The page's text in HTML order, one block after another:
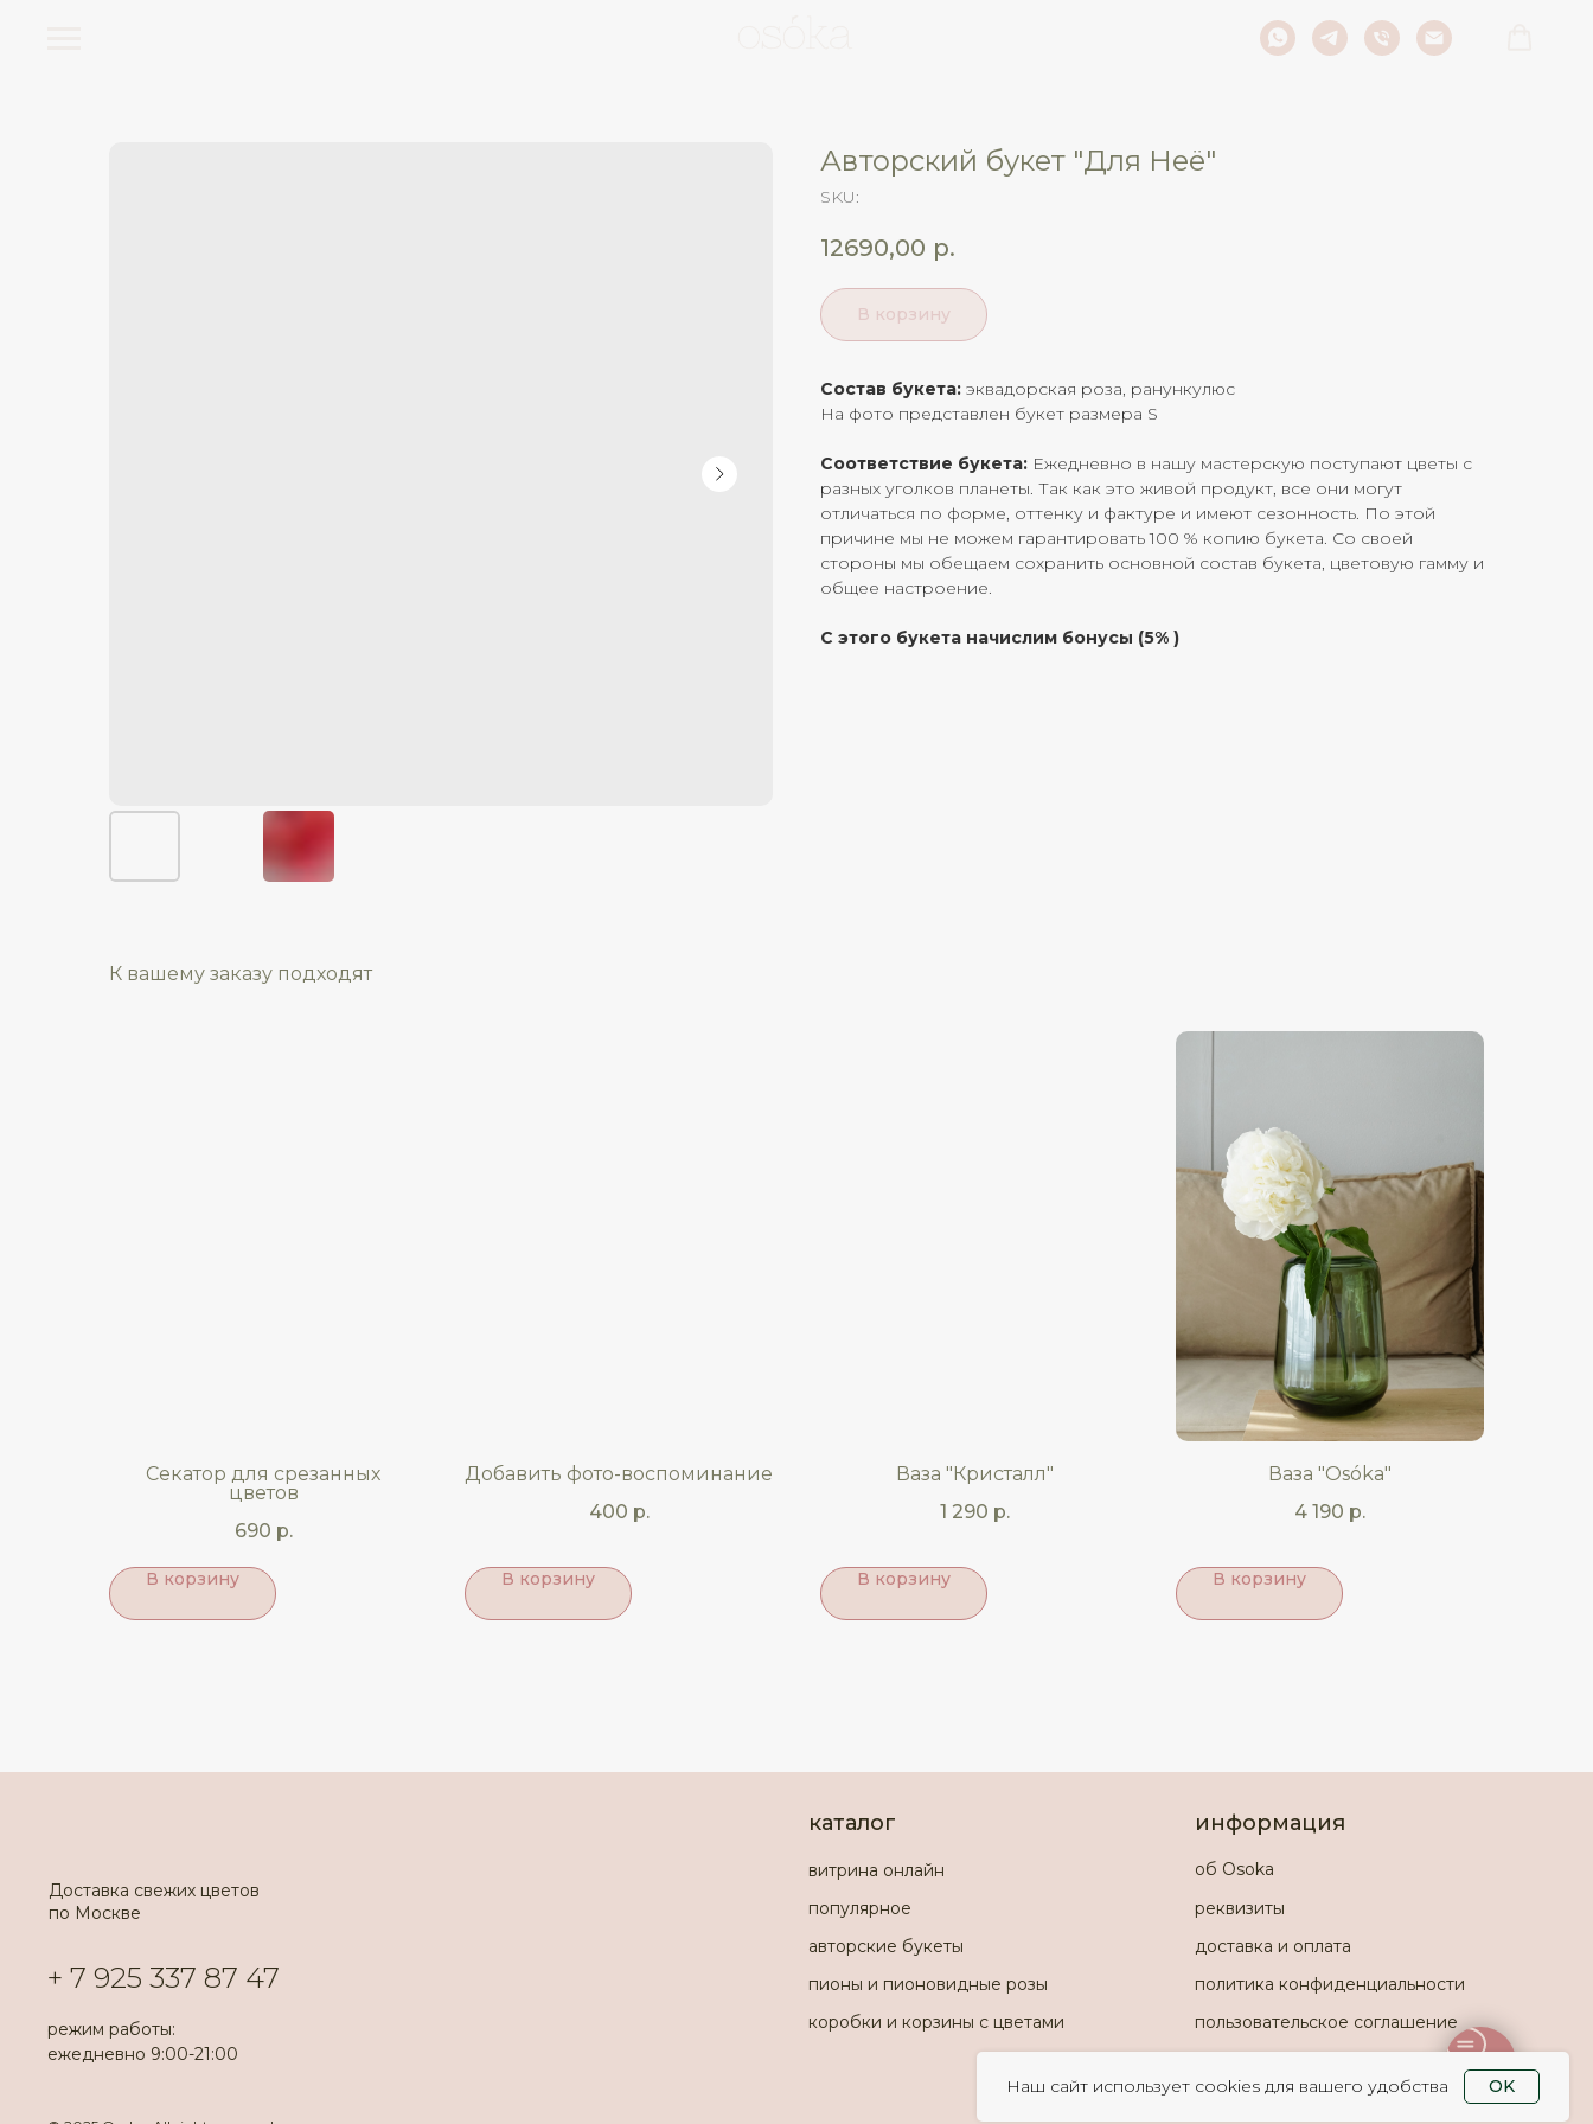
Авторский букет "Для Неё"
SKU:
12690,00 р.
В корзину
Состав букета: эквадорская роза, ранункулюс
На фото представлен букет размера S
Соответствие букета: Ежедневно в нашу мастерскую поступают цветы с
разных уголков планеты. Так как это живой продукт, все они могут
отличаться по форме, оттенку и фактуре и имеют сезонность. По этой
причине мы не можем гарантировать 100 % копию букета. Со своей
стороны мы обещаем сохранить основной состав букета, цветовую гамму и
общее настроение.
С этого букета начислим бонусы (5% )
К вашему заказу подходят
Секатор для срезанных
цветов
690 р.
В корзину
Добавить фото-воспоминание
400 р.
В корзину
Ваза "Кристалл"
1 290 р.
В корзину
Ваза "Osóka"
4 190 р.
В корзину
Доставка свежих цветов
по Москве
популярное
авторские букеты
пионы и пионовидные розы
коробки и корзины с цветами
доставка и оплата
об Osoka
политика конфиденциальности
реквизиты
каталог информация
пользовательское соглашение
витрина онлайн
+ 7 925 337 87 47
режим работы:
ежедневно 9:00-21:00
Наш сайт использует cookies для вашего удобства
OK